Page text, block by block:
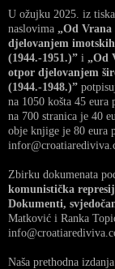
U ožujku 2025. iz
naslovima „Od
djelovanjem
(1944.-1951.)” i „Od
otpor djelovanjem
(1944.-1948.)”
na 1050 košta 45 eura
na 700 stranica je 40
obje knjige je 80 eura
Zbirku dokumenata
komunistička
Dokumenti,
Matković i Ranka
Naša prethodna